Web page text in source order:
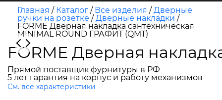
Главная / Каталог / Все изделия /Дверные
ручки на розетке /Дверные накладки /
FORME Дверная накладка сантехническая
MINIMAL ROUND ГРАФИТ (QMT)
FORME Дверная
Прямой поставщик фурнитуры в РФ
5 лет гарантия на корпус и работу механизмов
См. все характеристики